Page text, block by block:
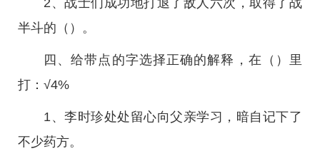
2、战士们成功地打退了敌人六次，取得了战
半斗的（）。
四、给带点的字选择正确的解释，在（）里
打：√4%
1、李时珍处处留心向父亲学习，暗自记下了
不少药方。